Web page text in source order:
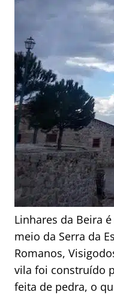
Linhares da Beira
meio da Serra da
Romanos,
vila foi construído
feita de pedra, o